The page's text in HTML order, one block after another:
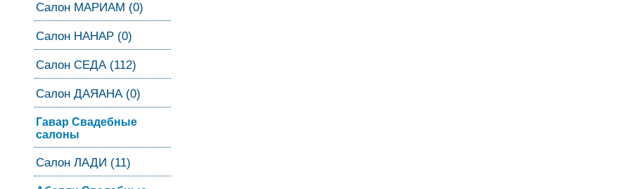
Салон МАРИАМ (0)
Салон НАНАР (0)
Салон СЕДА (112)
Салон ДАЯАНА (0)
Гавар Свадебные
салоны
Салон ЛАДИ (11)